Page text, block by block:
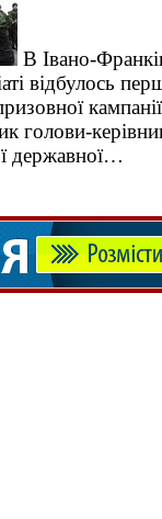
В Івано-
відбулось
голови-
державної…